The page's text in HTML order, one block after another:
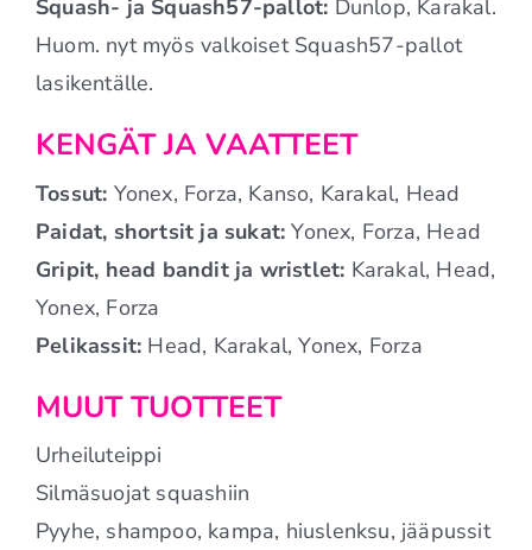
Squash- ja Squash57-pallot: Dunlop, Karakal.
Huom. nyt myös valkoiset Squash57-pallot
lasikentälle.
KENGÄT JA VAATTEET
Tossut: Yonex, Forza, Kanso, Karakal, Head
Paidat, shortsit ja sukat: Yonex, Forza, Head
Gripit, head bandit ja wristlet: Karakal, Head,
Yonex, Forza
Pelikassit: Head, Karakal, Yonex, Forza
MUUT TUOTTEET
Urheiluteippi
Silmäsuojat squashiin
Pyyhe, shampoo, kampa, hiuslenksu, jääpussit